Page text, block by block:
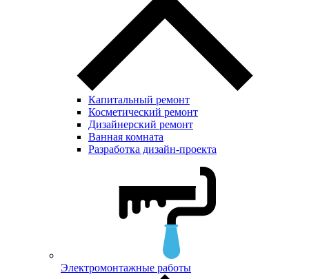
Капитальный ремонт
Косметический ремонт
Дизайнерский ремонт
Ванная комната
Разработка дизайн-проекта
Электромонтажные работы